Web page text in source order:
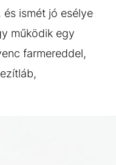
ismét jó esélye
működik egy
farmereddel,